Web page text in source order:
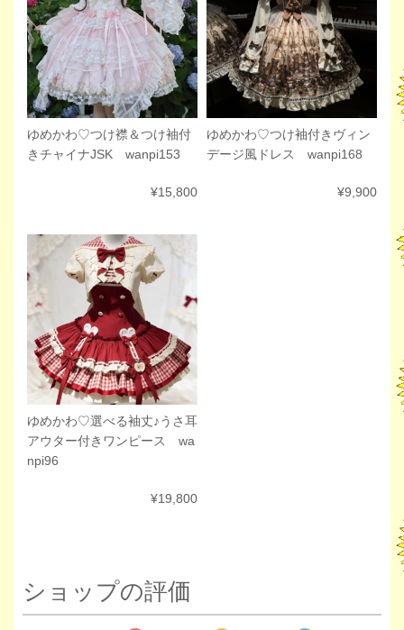
ゆめかわ♡つけ襟＆つけ袖付
きチャイナJSK wanpi153
¥15,800
ゆめかわ♡つけ袖付きヴィン
デージ風ドレス wanpi168
¥9,900
ゆめかわ♡選べる袖丈♪うさ耳
アウター付きワンピース wa
npi96
¥19,800
ショップの評価